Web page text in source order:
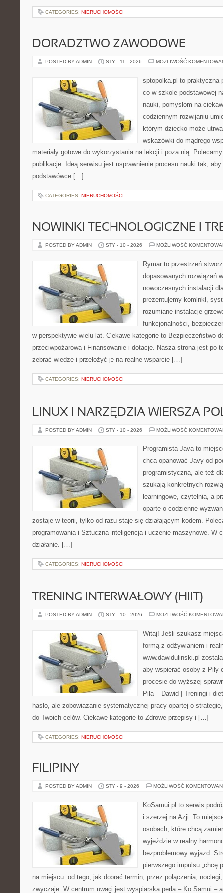
CATEGORIES: NIERUCHOMOŚCI
DORADZTWO ZAWODOWE
POSTED BY ADMIN STY - 11 - 2026 MOŻLIWOŚĆ
sptopolka.pl to praktyczna
co w szkole podstawowej
nauki, pomysłom na
codziennym rozwijaniu
którym dziecko może
wskazówki do mądrego
materiały gotowe do wykorzystania na lekcji i poza nią.
publikacje. Ideą serwisu jest usprawnienie procesu nauki tak, aby
podstawówce […]
CATEGORIES: NIERUCHOMOŚCI
NOWINKI TECHNOLOGICZNE I
POSTED BY ADMIN STY - 10 - 2026 MOŻLIWOŚĆ
Rymar to przestrzeń
dopasowanych rozwiązań
nowoczesnych instalacji
prezentujemy kominki,
rozumiane instalacje
funkcjonalności,
w perspektywie wielu lat. Ciekawe kategorie to Bezpieczeństwo
przeciwpożarowa i Finansowanie i dotacje. Nasza strona jest po
zebrać wiedzę i przełożyć je na realne wsparcie […]
CATEGORIES: NIERUCHOMOŚCI
LINUX I NARZĘDZIA WIERSZA
POSTED BY ADMIN STY - 10 - 2026 MOŻLIWOŚĆ
Programista Java to
chcą opanować Javy od
programistyczną, ale też
szukają konkretnych
learningowe, czytelnia, a
oparte o codzienne
zostaje w teorii, tylko od razu staje się działającym kodem.
programowania i Sztuczna inteligencja i uczenie maszynowe. W
działanie. […]
CATEGORIES: NIERUCHOMOŚCI
TRENING INTERWAŁOWY (HIIT)
POSTED BY ADMIN STY - 10 - 2026 MOŻLIWOŚĆ
Witaj! Jeśli szukasz
formą z odżywianiem i
www.dawidulinski.pl
aby wspierać osoby z Piły
procesie do wyższej
Piła – Dawid | Treningi i
hasło, ale zobowiązanie systematycznej pracy opartej o
do Twoich celów. Ciekawe kategorie to Zdrowe przepisy i […]
CATEGORIES: NIERUCHOMOŚCI
FILIPINY
POSTED BY ADMIN STY - 9 - 2026 MOŻLIWOŚĆ
KoSamui.pl to serwis
i szerzej na Azji. To
osobach, które chcą
wyjeździe w realny
bezproblemowy wyjazd.
pierwszego impulsu „chcę
na miejscu: od tego, jak dobrać termin, przez połączenia,
zwyczaje. W centrum uwagi jest wyspiarska perła – Ko Samui –